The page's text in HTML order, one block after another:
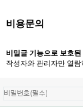
비용문의
비밀글 기능으로 보호
작성자와 관리자만 열